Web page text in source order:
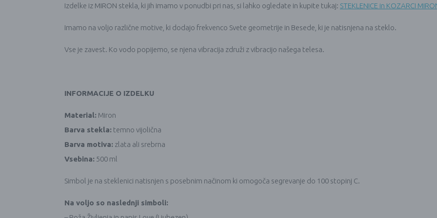
Izdelke iz MIRON stekla, ki jih imamo v ponudbi pri nas, si lahko ogledate in kupite tukaj: STEKLENICE in KOZARCI
Imamo na voljo različne motive, ki dodajo frekvenco Svete geometrije in Besede, ki je natisnjena na steklo.
Vse je zavest. Ko vodo popijemo, se njena vibracija združi z vibracijo našega telesa.
INFORMACIJE O IZDELKU
Material: Miron
Barva stekla: temno vijolična
Barva motiva: zlata ali srebrna
Vsebina: 500 ml
Simbol je na steklenici natisnjen s posebnim načinom ki omogoča segrevanje do 100 stopinj C.
Na voljo so naslednji simboli: